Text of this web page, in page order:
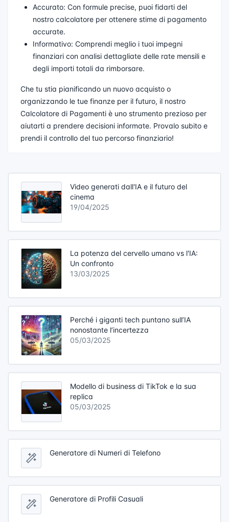
Accurato: Con formule precise, puoi fidarti del
nostro calcolatore per ottenere stime di pagamento
accurate.
Informativo: Comprendi meglio i tuoi impegni
finanziari con analisi dettagliate delle rate mensili e
degli importi totali da rimborsare.
Che tu stia pianificando un nuovo acquisto o
organizzando le tue finanze per il futuro, il nostro
Calcolatore di Pagamenti è uno strumento prezioso per
aiutarti a prendere decisioni informate. Provalo subito e
prendi il controllo del tuo percorso finanziario!
Video generati dall'IA e il futuro del
cinema
19/04/2025
La potenza del cervello umano vs l'IA:
Un confronto
13/03/2025
Perché i giganti tech puntano sull’IA
nonostante l’incertezza
05/03/2025
Modello di business di TikTok e la sua
replica
05/03/2025
Generatore di Numeri di Telefono
Generatore di Profili Casuali